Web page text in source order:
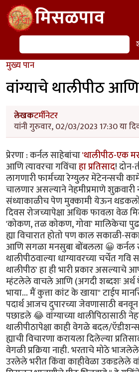
Skip to main contentमिसळपाव
शोध
मुख्य पान
वांग्याचे थालीपीठ
लेखकटर्मीनेटर
यांनी गुरुवार, 02/03/2023 17:30 या
प्रेरणा : कर्नल साहेबांचा'थालीपीठ-एक
आणि त्यावरचा गविंचाहा प्रतिसाद! दोन-
लागणारी फार्मच्या रेग्युलर मेंटेनन्सची
चालणार असल्याने नेहमीप्रमाणे
संध्याकाळीच पेण मुक्कामी येऊन
दिवस रोजच्यापेक्षा अधिक फावला वेळ
'कोकण, तळ कोकण, गोवा' मालिकेचा
ह्या विचारात होतो पण काल सकाळी-
आणि सगळा मनसुबा बोंबलला 😀 कर्नल
थालीपीठवाल्या धाग्यावरच्या चर्चेत गवि
थालीपीठ' हा ही भारी प्रकार असल्याचे
म्हंटलेले वाचले आणि (अगदी शब्दशः
भाया... मैं कुत्ता कांट के खाया" टाईप
पदार्थ आजच दुपारच्या जेवणासाठी बनवून
पछाडले 😂 वांग्याच्या थालीपिठासाठी
थालीपीठापेक्षा काही वेगळे बदल/
ह्याची विचारणा करायला दिलेल्या
वेगळी प्रक्रिया नाही. भरताचे मोठे
उरलेले भरीत किंवा काहीवेळा उकडलेले